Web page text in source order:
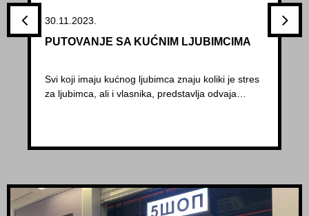
30.11.2023.
PUTOVANJE SA KUĆNIM LJUBIMCIMA
Svi koji imaju kućnog ljubimca znaju koliki je stres
za ljubimca, ali i vlasnika, predstavlja odvaja…